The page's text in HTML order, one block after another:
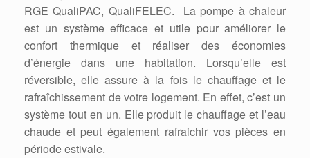
RGE QualiPAC, QualiFELEC. La pompe à chaleur
est un système efficace et utile pour améliorer le
confort thermique et réaliser des économies
d’énergie dans une habitation. Lorsqu’elle est
réversible, elle assure à la fois le chauffage et le
rafraîchissement de votre logement. En effet, c’est un
système tout en un. Elle produit le chauffage et l’eau
chaude et peut également rafraichir vos pièces en
période estivale.